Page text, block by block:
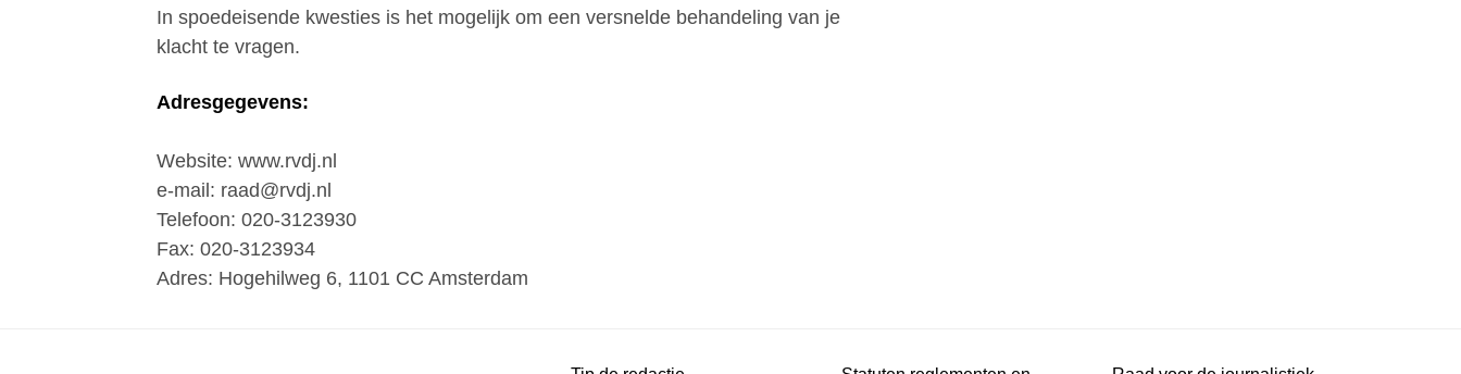
In spoedeisende kwesties is het mogelijk om een versnelde behandeling van je
klacht te vragen.
Adresgegevens:
Website: www.rvdj.nl
e-mail: raad@rvdj.nl
Telefoon: 020-3123930
Fax: 020-3123934
Adres: Hogehilweg 6, 1101 CC Amsterdam